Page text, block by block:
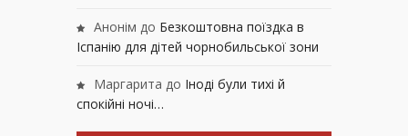
Анонім до Безкоштовна поїздка в
Іспанію для дітей чорнобильської зони
Маргарита до Іноді були тихі й
спокійні ночі…